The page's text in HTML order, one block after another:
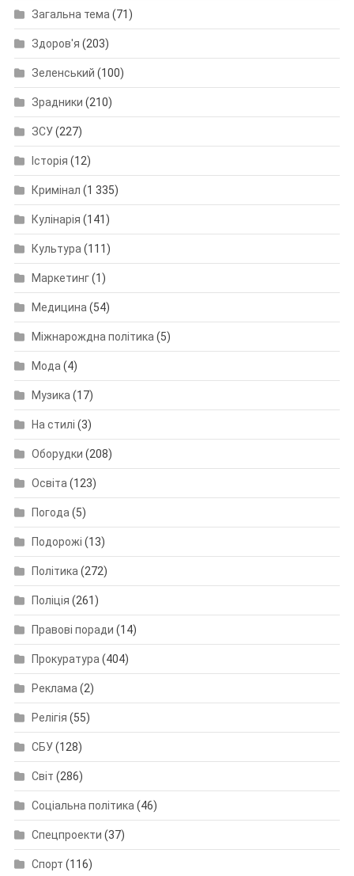
Загальна тема (71)
Здоров'я (203)
Зеленський (100)
Зрадники (210)
ЗСУ(227)
Історія (12)
Кримінал (1 335)
Кулінарія (141)
Культура (111)
Маркетинг(1)
Медицина (54)
Міжнарождна політика (5)
Мода (4)
Музика (17)
На стилі (3)
Оборудки (208)
Освіта (123)
Погода (5)
Подорожі (13)
Політика (272)
Поліція (261)
Правові поради (14)
Прокуратура (404)
Реклама (2)
Релігія (55)
СБУ(128)
Світ (286)
Соціальна політика (46)
Спецпроекти (37)
Спорт (116)